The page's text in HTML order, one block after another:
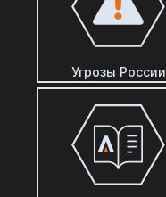
Угрозы России